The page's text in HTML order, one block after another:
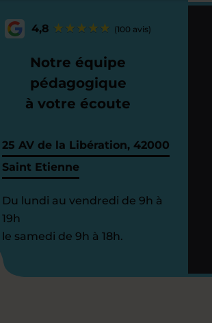
4,8 (100 avis)
Notre équipe
pédagogique
à votre écoute
25 AV de la Libération, 42000
Saint Etienne
Du lundi au vendredi de 9h à
19h
le samedi de 9h à 18h.